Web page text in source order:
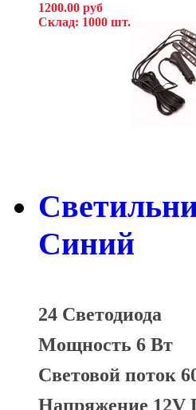
1200.00 руб
Склад: 1000 шт.
Синий
24 Светодиода
Мощность 6 Вт
Световой поток
Напряжение 12V